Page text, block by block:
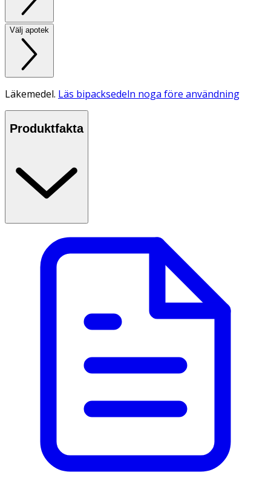
Välj apotek
Läkemedel. Läs bipacksedeln noga före användning
Produktfakta